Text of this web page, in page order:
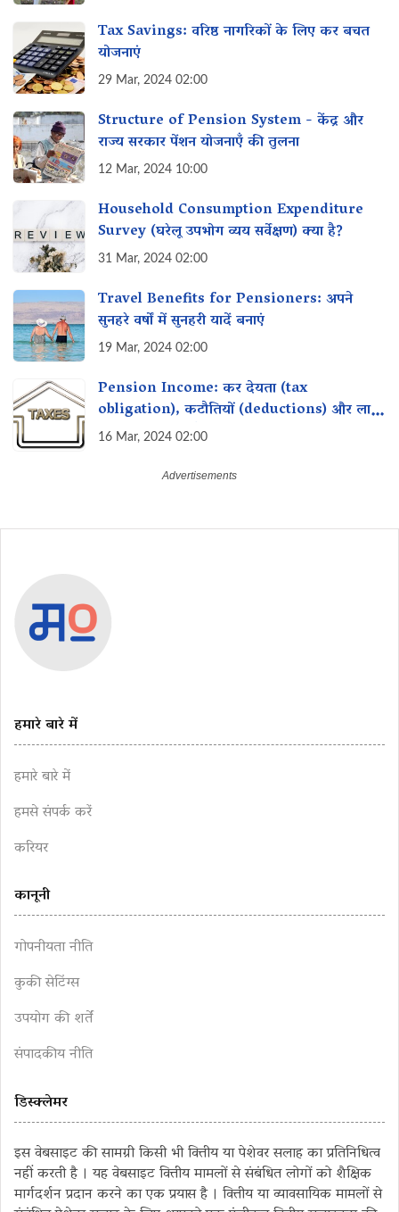
Tax Savings: वरिष्ठ नागरिकों के लिए कर बचत
योजनाएं
29 Mar, 2024 02:00
Structure of Pension System - केंद्र और
राज्य सरकार पेंशन योजनाएँ की तुलना
12 Mar, 2024 10:00
Household Consumption Expenditure
Survey (घरेलू उपभोग व्यय सर्वेक्षण) क्या है?
31 Mar, 2024 02:00
Travel Benefits for Pensioners: अपने
सुनहरे वर्षों में सुनहरी यादें बनाएं
19 Mar, 2024 02:00
Pension Income: कर देयता (tax
obligation), कटौतियों (deductions) और लाभ
(benefits) क्या हैं?
16 Mar, 2024 02:00
हमारे बारे में
हमारे बारे में
हमसे संपर्क करें
करियर
कानूनी
गोपनीयता नीति
कुकी सेटिंग्स
उपयोग की शर्तें
संपादकीय नीति
डिस्क्लेमर
इस वेबसाइट की सामग्री किसी भी वित्तीय या पेशेवर सलाह का प्रतिनिधित्व
नहीं करती है । यह वेबसाइट वित्तीय मामलों से संबंधित लोगों को शैक्षिक
मार्गदर्शन प्रदान करने का एक प्रयास है । वित्तीय या व्यावसायिक मामलों से